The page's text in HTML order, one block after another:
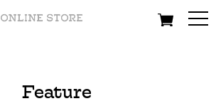
Women Men
Feature